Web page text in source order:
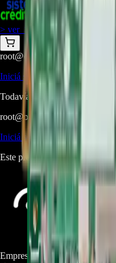
> ver_ > desbloquear oferta_
root@ops:~#
Iniciá sesión para hacer una
Todavía no hay preguntas
root@ops:~#
[ 0 ]
Iniciá sesión
Este producto aún no tiene
Empresa especializada en